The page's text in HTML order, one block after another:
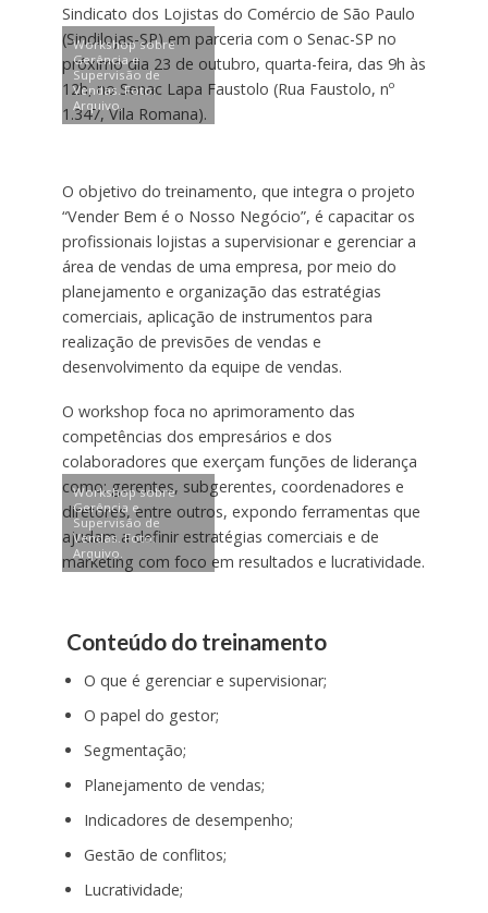
Sindicato dos Lojistas do Comércio de São Paulo
(Sindilojas-SP) em parceria com o Senac-SP no
próximo dia 23 de outubro, quarta-feira, das 9h às
12h, no Senac Lapa Faustolo (Rua Faustolo, nº
1.347, Vila Romana).
Workshop sobre
Gerência e
Supervisão de
Vendas. Foto:
Arquivo.
O objetivo do treinamento, que integra o projeto
“Vender Bem é o Nosso Negócio”, é capacitar os
profissionais lojistas a supervisionar e gerenciar a
área de vendas de uma empresa, por meio do
planejamento e organização das estratégias
comerciais, aplicação de instrumentos para
realização de previsões de vendas e
desenvolvimento da equipe de vendas.
O workshop foca no aprimoramento das
competências dos empresários e dos
colaboradores que exerçam funções de liderança
como: gerentes, subgerentes, coordenadores e
diretores, entre outros, expondo ferramentas que
ajudam a definir estratégias comerciais e de
marketing com foco em resultados e lucratividade.
Workshop sobre
Gerência e
Supervisão de
Vendas. Foto:
Arquivo.
Conteúdo do treinamento
O que é gerenciar e supervisionar;
O papel do gestor;
Segmentação;
Planejamento de vendas;
Indicadores de desempenho;
Gestão de conflitos;
Lucratividade;